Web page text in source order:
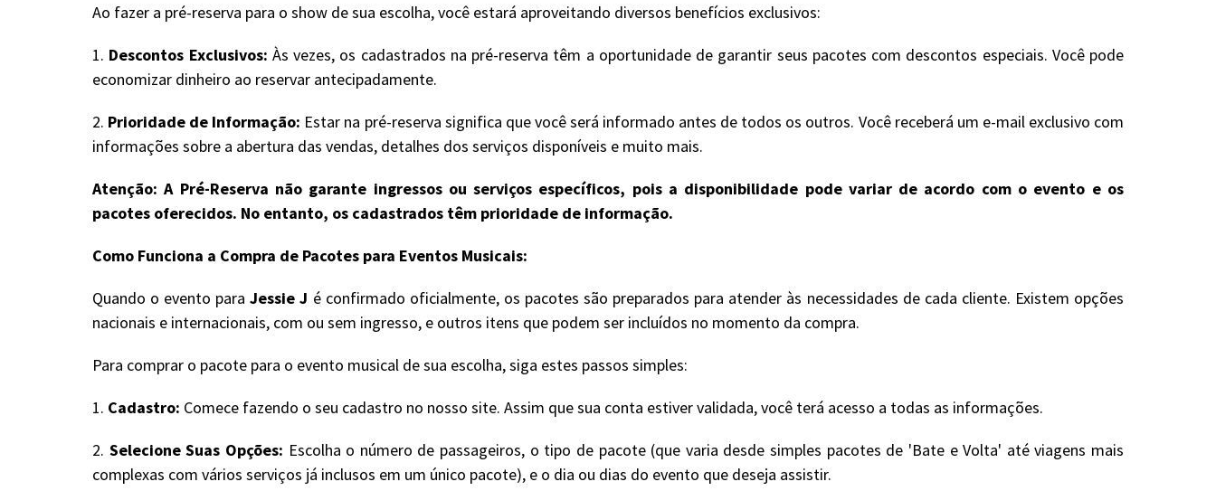
Ao fazer a pré-reserva para o show de sua escolha, você estará aproveitando diversos benefícios exclusivos:
1. Descontos Exclusivos: Às vezes, os cadastrados na pré-reserva têm a oportunidade de garantir seus pacotes com descontos especiais. Você pode
economizar dinheiro ao reservar antecipadamente.
2. Prioridade de Informação: Estar na pré-reserva significa que você será informado antes de todos os outros. Você receberá um e-mail exclusivo com
informações sobre a abertura das vendas, detalhes dos serviços disponíveis e muito mais.
Atenção: A Pré-Reserva não garante ingressos ou serviços específicos, pois a disponibilidade pode variar de acordo com o evento e os
pacotes oferecidos. No entanto, os cadastrados têm prioridade de informação.
Como Funciona a Compra de Pacotes para Eventos Musicais:
Quando o evento paraJessie J é confirmado oficialmente, os pacotes são preparados para atender às necessidades de cada cliente. Existem opções
nacionais e internacionais, com ou sem ingresso, e outros itens que podem ser incluídos no momento da compra.
Para comprar o pacote para o evento musical de sua escolha, siga estes passos simples:
1. Cadastro: Comece fazendo o seu cadastro no nosso site. Assim que sua conta estiver validada, você terá acesso a todas as informações.
2. Selecione Suas Opções: Escolha o número de passageiros, o tipo de pacote (que varia desde simples pacotes de 'Bate e Volta' até viagens mais
complexas com vários serviços já inclusos em um único pacote), e o dia ou dias do evento que deseja assistir.